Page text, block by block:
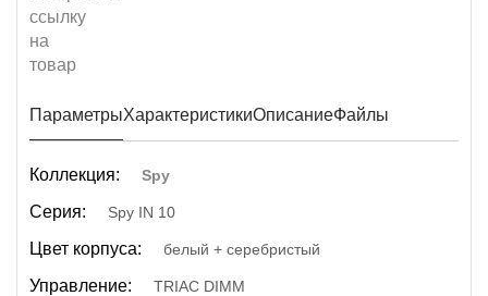
ПараметрыХарактеристикиОписаниеФайлы
Коллекция: Spy
Серия: Spy IN 10
Цвет корпуса: белый + серебристый
Управление: TRIAC DIMM